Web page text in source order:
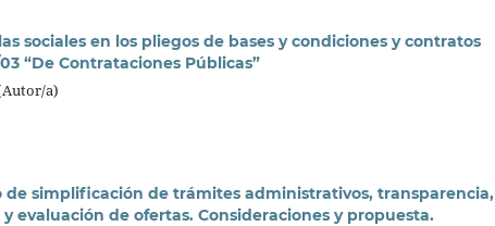
sociales en los pliegos de bases y condiciones y contratos
“De Contrataciones Públicas”
a)
de simplificación de trámites administrativos, transparencia,
evaluación de ofertas. Consideraciones y propuesta.